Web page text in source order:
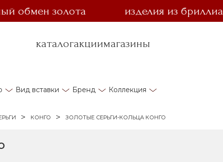
золота изделия из
каталогакциимагазины
Вид вставки Бренд Коллекция
КОНГО ЗОЛОТЫЕ СЕРЬГИ-КОЛЬЦА КОНГО